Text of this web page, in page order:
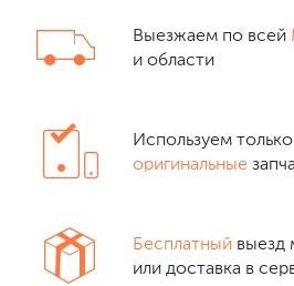
Выезжаем по всей
и области
Используем только
оригинальные
Бесплатный выезд
или доставка в